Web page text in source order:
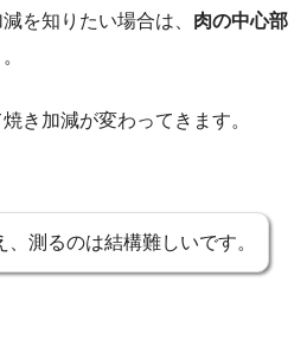
を知りたい場合は、 肉の中心部
。
き加減が変わってきます。
、測るのは結構難しいです。